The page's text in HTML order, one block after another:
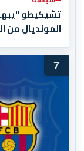
تشيكيطو
المونديال من
7